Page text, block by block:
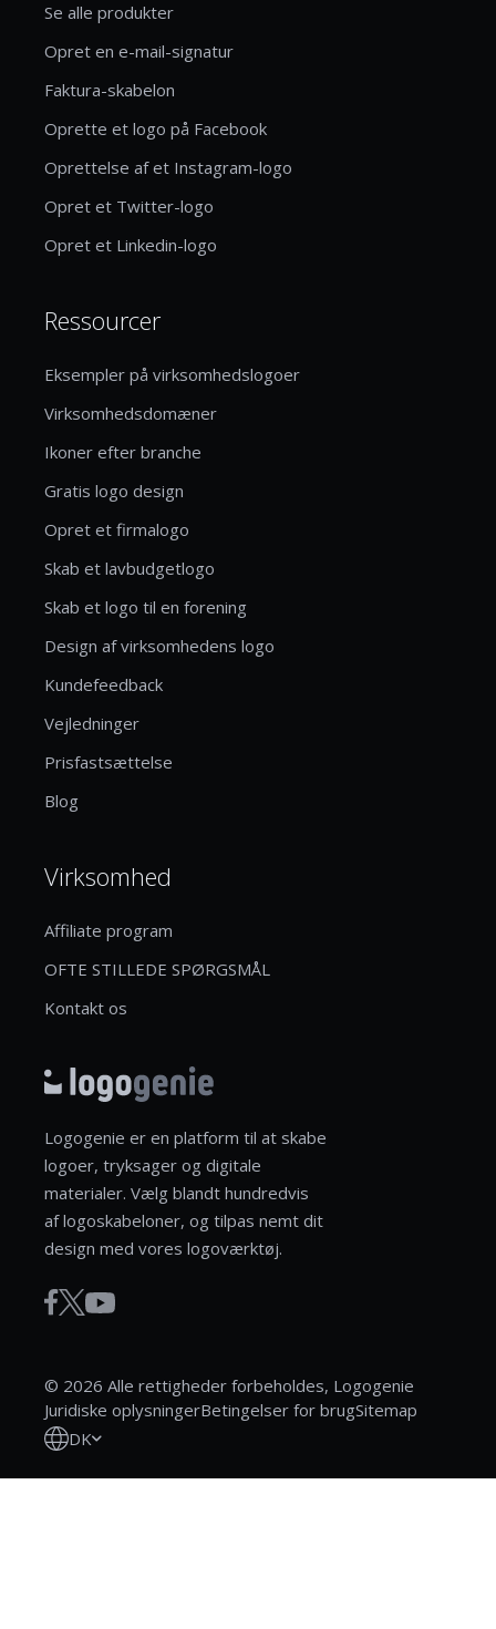
Se alle produkter
Opret en e-mail-signatur
Faktura-skabelon
Oprette et logo på Facebook
Oprettelse af et Instagram-logo
Opret et Twitter-logo
Opret et Linkedin-logo
Ressourcer
Eksempler på virksomhedslogoer
Virksomhedsdomæner
Ikoner efter branche
Gratis logo design
Opret et firmalogo
Skab et lavbudgetlogo
Skab et logo til en forening
Design af virksomhedens logo
Kundefeedback
Vejledninger
Prisfastsættelse
Blog
Virksomhed
Affiliate program
OFTE STILLEDE SPØRGSMÅL
Kontakt os
Logogenie er en platform til at skabe
logoer, tryksager og digitale
materialer. Vælg blandt hundredvis
af logoskabeloner, og tilpas nemt dit
design med vores logoværktøj.
© 2026 Alle rettigheder forbeholdes, Logogenie
Juridiske oplysningerBetingelser for brugSitemap
DK